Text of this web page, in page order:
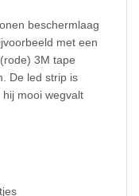
beschermlaag
met een
3M tape
De led strip is
mooi wegvalt